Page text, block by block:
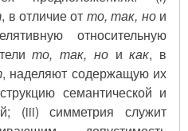
, в отличие от то, так, нои
относительную
то, так, но икак, в
, наделяют содержащую их
семантической и
(iii) симметрия служит